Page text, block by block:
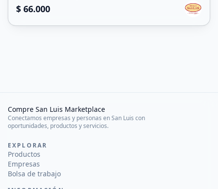
$ 66.000
Compre San Luis Marketplace
Conectamos empresas y personas en San Luis con
oportunidades, productos y servicios.
EXPLORAR
Productos
Empresas
Bolsa de trabajo